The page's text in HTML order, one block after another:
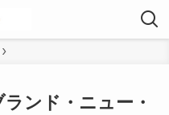
ンド・ニュー・